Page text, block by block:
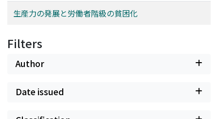
生産力の発展と労働者階級の貧困化
Filters
Author
Date issued